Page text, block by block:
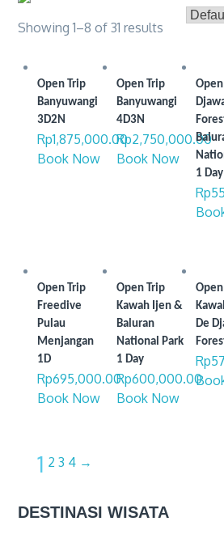
Showing 1–8 of 31 results
Open Trip
Banyuwangi
3D2N
Rp1,875,000.00
Book Now
Open Trip
Banyuwangi
4D3N
Rp2,750,000.00
Book Now
1 Day
Rp
Open Trip
Freedive
Pulau
Menjangan
1D
Rp695,000.00
Book Now
Open Trip
Kawah Ijen &
Baluran
National Park
1 Day
Rp600,000.00
Book Now
De
Rp
1 2 3 4 →
DESTINASI WISATA